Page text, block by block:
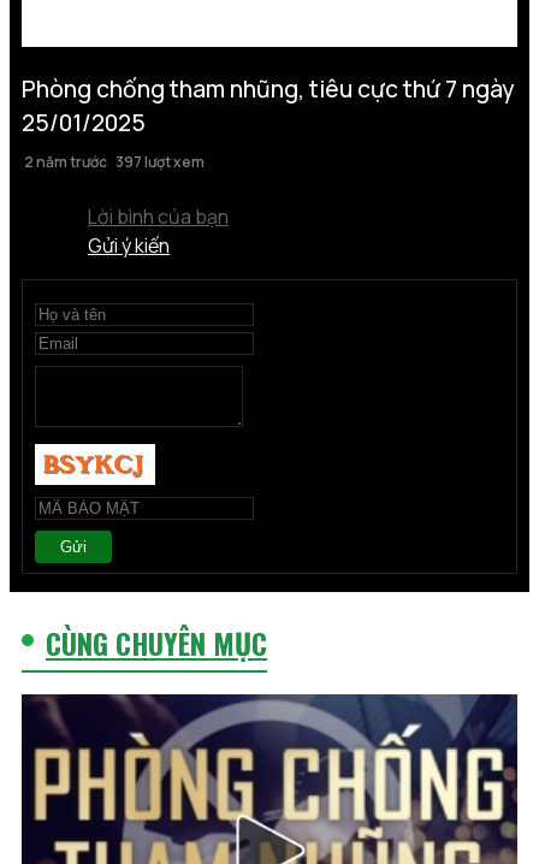
Phòng chống tham nhũng, tiêu cực thứ 7 ngày
25/01/2025
2 năm trước 397 lượt xem
Lời bình của bạn
Gửi ý kiến
Gửi
CÙNG CHUYÊN MỤC